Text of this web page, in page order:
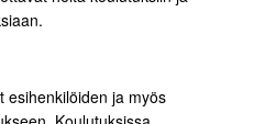
esihenkilöiden ja myös